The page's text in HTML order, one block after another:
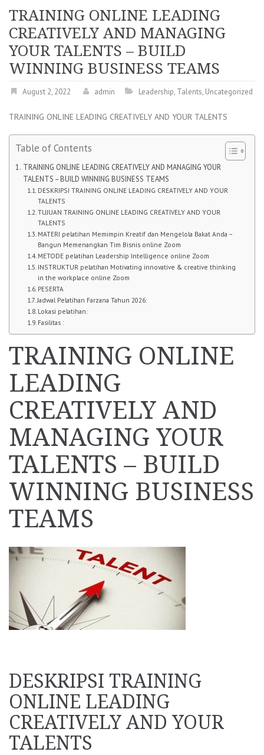
TRAINING ONLINE LEADING
CREATIVELY AND MANAGING
YOUR TALENTS – BUILD
WINNING BUSINESS TEAMS
August 2, 2022 admin Leadership, Talents, Uncategorized
TRAINING ONLINE LEADING CREATIVELY AND YOUR TALENTS
Table of Contents
TRAINING ONLINE LEADING CREATIVELY AND MANAGING YOUR
TALENTS – BUILD WINNING BUSINESS TEAMS
DESKRIPSI TRAINING ONLINE LEADING CREATIVELY AND YOUR
TALENTS
TUJUAN TRAINING ONLINE LEADING CREATIVELY AND YOUR
TALENTS
MATERI pelatihan Memimpin Kreatif dan Mengelola Bakat Anda –
Bangun Memenangkan Tim Bisnis online Zoom
METODE pelatihan Leadership Intelligence online Zoom
INSTRUKTUR pelatihan Motivating innovative & creative thinking
in the workplace online Zoom
PESERTA
Jadwal Pelatihan Farzana Tahun 2026:
Lokasi pelatihan:
Fasilitas :
TRAINING ONLINE
LEADING
CREATIVELY AND
MANAGING YOUR
TALENTS – BUILD
WINNING BUSINESS
TEAMS
DESKRIPSI TRAINING
ONLINE LEADING
CREATIVELY AND YOUR
TALENTS